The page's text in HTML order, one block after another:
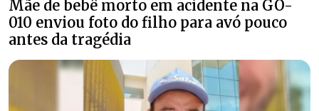
Mãe de bebê morto em acidente na GO-
010 enviou foto do filho para avó pouco
antes da tragédia